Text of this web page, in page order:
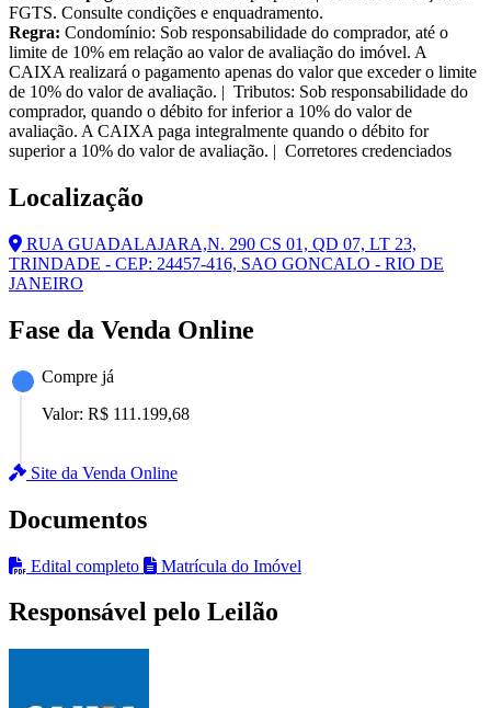
FGTS. Consulte condições e enquadramento.
Regra: Condomínio: Sob responsabilidade do comprador, até o
limite de 10% em relação ao valor de avaliação do imóvel. A
CAIXA realizará o pagamento apenas do valor que exceder o limite
de 10% do valor de avaliação. | Tributos: Sob responsabilidade do
comprador, quando o débito for inferior a 10% do valor de
avaliação. A CAIXA paga integralmente quando o débito for
superior a 10% do valor de avaliação. | Corretores credenciados
Localização
RUA GUADALAJARA,N. 290 CS 01, QD 07, LT 23,
TRINDADE - CEP: 24457-416, SAO GONCALO - RIO DE
JANEIRO
Fase da Venda Online
Compre já
Valor: R$ 111.199,68
Site da Venda Online
Documentos
Edital completo Matrícula do Imóvel
Responsável pelo Leilão